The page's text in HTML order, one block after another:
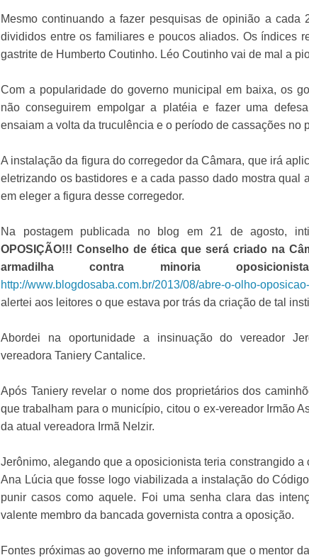
Mesmo continuando a fazer pesquisas de opinião a cada
divididos entre os familiares e poucos aliados. Os índices
gastrite de Humberto Coutinho. Léo Coutinho vai de mal a
Com a popularidade do governo municipal em baixa, os
não conseguirem empolgar a platéia e fazer uma
ensaiam a volta da truculência e o período de cassações no
A instalação da figura do corregedor da Câmara, que irá
eletrizando os bastidores e a cada passo dado mostra qual
em eleger a figura desse corregedor.
Na postagem publicada no blog em 21 de agosto,
OPOSIÇÃO!!! Conselho de ética que será criado na
armadilha contra minoria oposicionista
http://www.blogdosaba.com.br/2013/08/abre-o-olho-
alertei aos leitores o que estava por trás da criação de tal
Abordei na oportunidade a insinuação do vereador
vereadora Taniery Cantalice.
Após Taniery revelar o nome dos proprietários dos
que trabalham para o município, citou o ex-vereador Irmão
da atual vereadora Irmã Nelzir.
Jerônimo, alegando que a oposicionista teria constrangido a
Ana Lúcia que fosse logo viabilizada a instalação do
punir casos como aquele. Foi uma senha clara das
valente membro da bancada governista contra a oposição.
Fontes próximas ao governo me informaram que o mentor